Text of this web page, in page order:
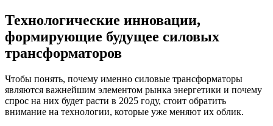
Технологические инновации,
формирующие будущее силовых
трансформаторов
Чтобы понять, почему именно силовые трансформаторы
являются важнейшим элементом рынка энергетики и почему
спрос на них будет расти в 2025 году, стоит обратить
внимание на технологии, которые уже меняют их облик.